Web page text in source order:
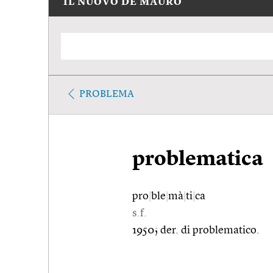
IL NUOVO DE MAURO
PROBLEMA
problematica
pro ble mà ti ca
s.f.
1950; der. di problematico.